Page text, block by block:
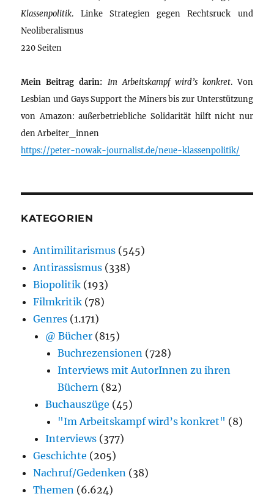
Klassenpolitik. Linke Strategien gegen Rechtsruck und
Neoliberalismus
220 Seiten
Mein Beitrag darin: Im Arbeitskampf wird’s konkret. Von
Lesbian und Gays Support the Miners bis zur Unterstützung
von Amazon: außerbetriebliche Solidarität hilft nicht nur
den Arbeiter_innen
https://peter-nowak-journalist.de/neue-klassenpolitik/
KATEGORIEN
Antimilitarismus (545)
Antirassismus (338)
Biopolitik (193)
Filmkritik (78)
Genres (1.171)
@ Bücher (815)
Buchrezensionen (728)
Interviews mit AutorInnen zu ihren
Büchern (82)
Buchauszüge (45)
"Im Arbeitskampf wird’s konkret" (8)
Interviews (377)
Geschichte (205)
Nachruf/Gedenken (38)
Themen (6.624)